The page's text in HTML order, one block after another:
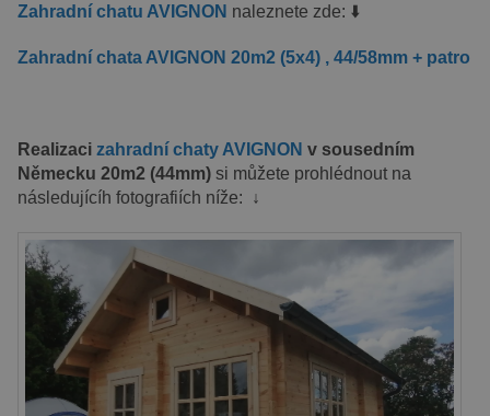
Zahradní chatu AVIGNON naleznete zde: ⬇️
Zahradní chata AVIGNON 20m2 (5x4) , 44/58mm + patro
Realizaci zahradní chaty AVIGNON v sousedním
Německu 20m2 (44mm) si můžete prohlédnout na
následujícíh fotografiích níže:
↓